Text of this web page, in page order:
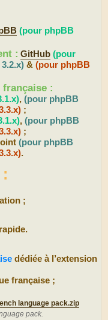
(pour phpBB
: GitHub (pour
&(pour phpBB
:
,(pour phpBB
;
,(pour phpBB
;
(pour phpBB
.
;
dédiée à l’extension
française ;
language pack.zip
pack.